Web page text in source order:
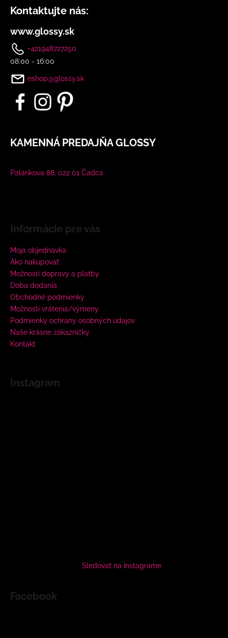
Kontaktujte nás:
www.glossy.sk
+421948727250
08:00 - 16:00
eshop@glossy.sk
KAMENNÁ PREDAJŇA GLOSSY
Palárikova 88, 022 01 Čadca
Informácie pre vás
Moja objednávka
Ako nakupovať
Možnosti dopravy a platby
Doba dodania
Obchodné podmienky
Možnosti vrátenia/výmeny
Podmienky ochrany osobných údajov
Naše krásne zákazníčky
Kontakt
Instagram
Sledovať na Instagrame
Facebook